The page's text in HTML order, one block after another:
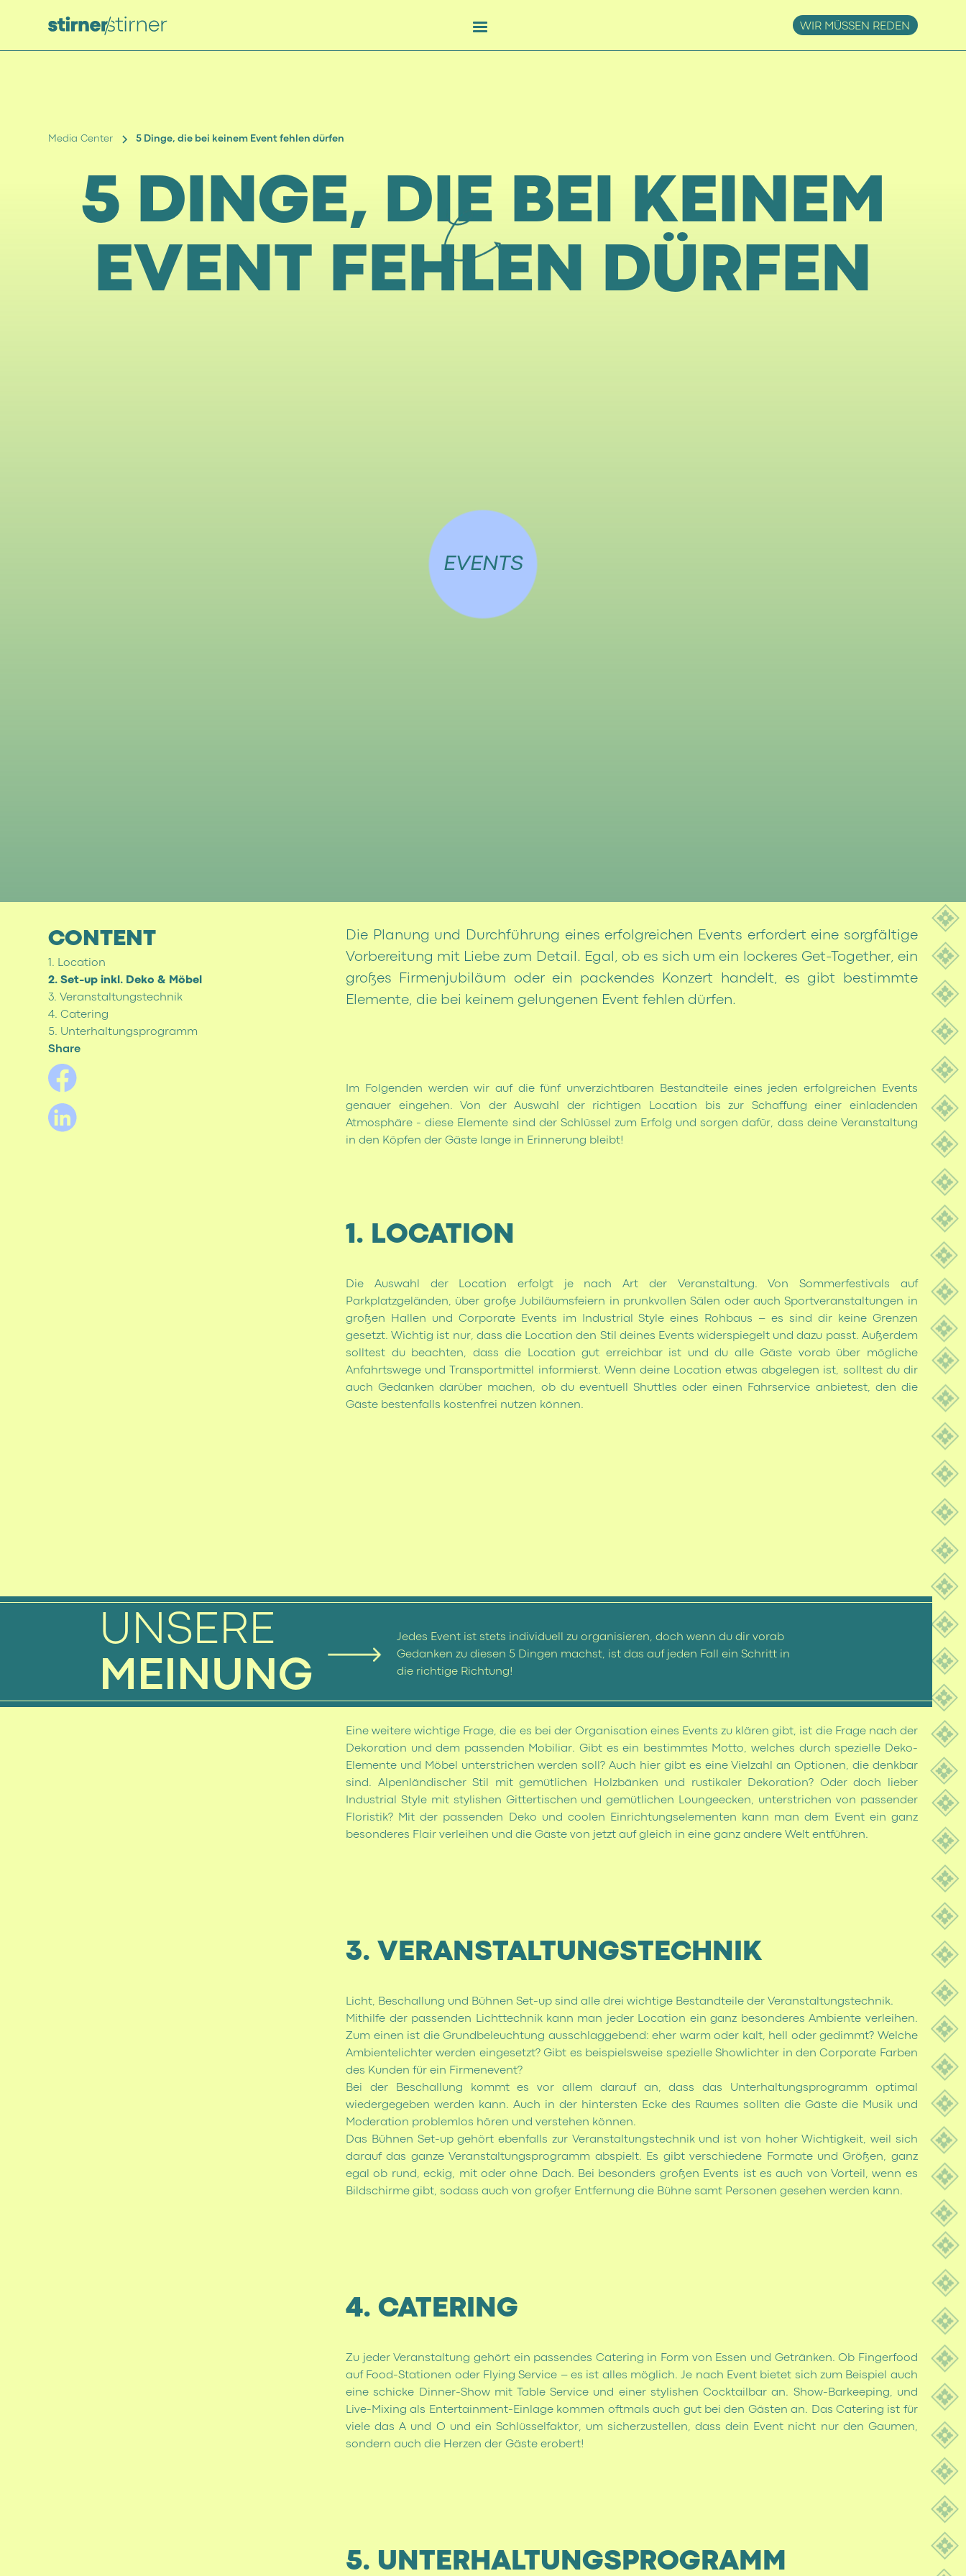
WIR MÜSSEN REDEN
Media Center 5 Dinge, die bei keinem Event fehlen dürfen
5 DINGE, DIE BEI KEINEM
EVENT FEHLEN DÜRFEN
EVENTS
CONTENT
1. Location
2. Set-up inkl. Deko & Möbel
3. Veranstaltungstechnik
4. Catering
5. Unterhaltungsprogramm
Share
Die Planung und Durchführung eines erfolgreichen Events erfordert eine sorgfältige
Vorbereitung mit Liebe zum Detail. Egal, ob es sich um ein lockeres Get-Together, ein
großes Firmenjubiläum oder ein packendes Konzert handelt, es gibt bestimmte
Elemente, die bei keinem gelungenen Event fehlen dürfen.
Im Folgenden werden wir auf die fünf unverzichtbaren Bestandteile eines jeden erfolgreichen Events
genauer eingehen. Von der Auswahl der richtigen Location bis zur Schaffung einer einladenden
Atmosphäre - diese Elemente sind der Schlüssel zum Erfolg und sorgen dafür, dass deine Veranstaltung
in den Köpfen der Gäste lange in Erinnerung bleibt!
1. LOCATION
Die Auswahl der Location erfolgt je nach Art der Veranstaltung. Von Sommerfestivals auf
Parkplatzgeländen, über große Jubiläumsfeiern in prunkvollen Sälen oder auch Sportveranstaltungen in
großen Hallen und Corporate Events im Industrial Style eines Rohbaus – es sind dir keine Grenzen
gesetzt. Wichtig ist nur, dass die Location den Stil deines Events widerspiegelt und dazu passt. Außerdem
solltest du beachten, dass die Location gut erreichbar ist und du alle Gäste vorab über mögliche
Anfahrtswege und Transportmittel informierst. Wenn deine Location etwas abgelegen ist, solltest du dir
auch Gedanken darüber machen, ob du eventuell Shuttles oder einen Fahrservice anbietest, den die
Gäste bestenfalls kostenfrei nutzen können.
UNSERE
MEINUNG
Jedes Event ist stets individuell zu organisieren, doch wenn du dir vorab
Gedanken zu diesen 5 Dingen machst, ist das auf jeden Fall ein Schritt in
die richtige Richtung!
2. SET-UP INKL. DEKO & MÖBEL
Eine weitere wichtige Frage, die es bei der Organisation eines Events zu klären gibt, ist die Frage nach der
Dekoration und dem passenden Mobiliar. Gibt es ein bestimmtes Motto, welches durch spezielle Deko-
Elemente und Möbel unterstrichen werden soll? Auch hier gibt es eine Vielzahl an Optionen, die denkbar
sind. Alpenländischer Stil mit gemütlichen Holzbänken und rustikaler Dekoration? Oder doch lieber
Industrial Style mit stylishen Gittertischen und gemütlichen Loungeecken, unterstrichen von passender
Floristik? Mit der passenden Deko und coolen Einrichtungselementen kann man dem Event ein ganz
besonderes Flair verleihen und die Gäste von jetzt auf gleich in eine ganz andere Welt entführen.
3. VERANSTALTUNGSTECHNIK
Licht, Beschallung und Bühnen Set-up sind alle drei wichtige Bestandteile der Veranstaltungstechnik.
Mithilfe der passenden Lichttechnik kann man jeder Location ein ganz besonderes Ambiente verleihen.
Zum einen ist die Grundbeleuchtung ausschlaggebend: eher warm oder kalt, hell oder gedimmt? Welche
Ambientelichter werden eingesetzt? Gibt es beispielsweise spezielle Showlichter in den Corporate Farben
des Kunden für ein Firmenevent?
Bei der Beschallung kommt es vor allem darauf an, dass das Unterhaltungsprogramm optimal
wiedergegeben werden kann. Auch in der hintersten Ecke des Raumes sollten die Gäste die Musik und
Moderation problemlos hören und verstehen können.
Das Bühnen Set-up gehört ebenfalls zur Veranstaltungstechnik und ist von hoher Wichtigkeit, weil sich
darauf das ganze Veranstaltungsprogramm abspielt. Es gibt verschiedene Formate und Größen, ganz
egal ob rund, eckig, mit oder ohne Dach. Bei besonders großen Events ist es auch von Vorteil, wenn es
Bildschirme gibt, sodass auch von großer Entfernung die Bühne samt Personen gesehen werden kann.
4. CATERING
Zu jeder Veranstaltung gehört ein passendes Catering in Form von Essen und Getränken. Ob Fingerfood
auf Food-Stationen oder Flying Service – es ist alles möglich. Je nach Event bietet sich zum Beispiel auch
eine schicke Dinner-Show mit Table Service und einer stylishen Cocktailbar an. Show-Barkeeping, und
Live-Mixing als Entertainment-Einlage kommen oftmals auch gut bei den Gästen an. Das Catering ist für
viele das A und O und ein Schlüsselfaktor, um sicherzustellen, dass dein Event nicht nur den Gaumen,
sondern auch die Herzen der Gäste erobert!
5. UNTERHALTUNGSPROGRAMM